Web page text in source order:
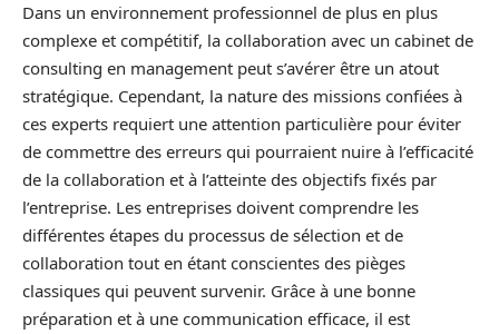
Dans un environnement professionnel de plus en plus
complexe et compétitif, la collaboration avec un cabinet de
consulting en management peut s’avérer être un atout
stratégique. Cependant, la nature des missions confiées à
ces experts requiert une attention particulière pour éviter
de commettre des erreurs qui pourraient nuire à l’efficacité
de la collaboration et à l’atteinte des objectifs fixés par
l’entreprise. Les entreprises doivent comprendre les
différentes étapes du processus de sélection et de
collaboration tout en étant conscientes des pièges
classiques qui peuvent survenir. Grâce à une bonne
préparation et à une communication efficace, il est